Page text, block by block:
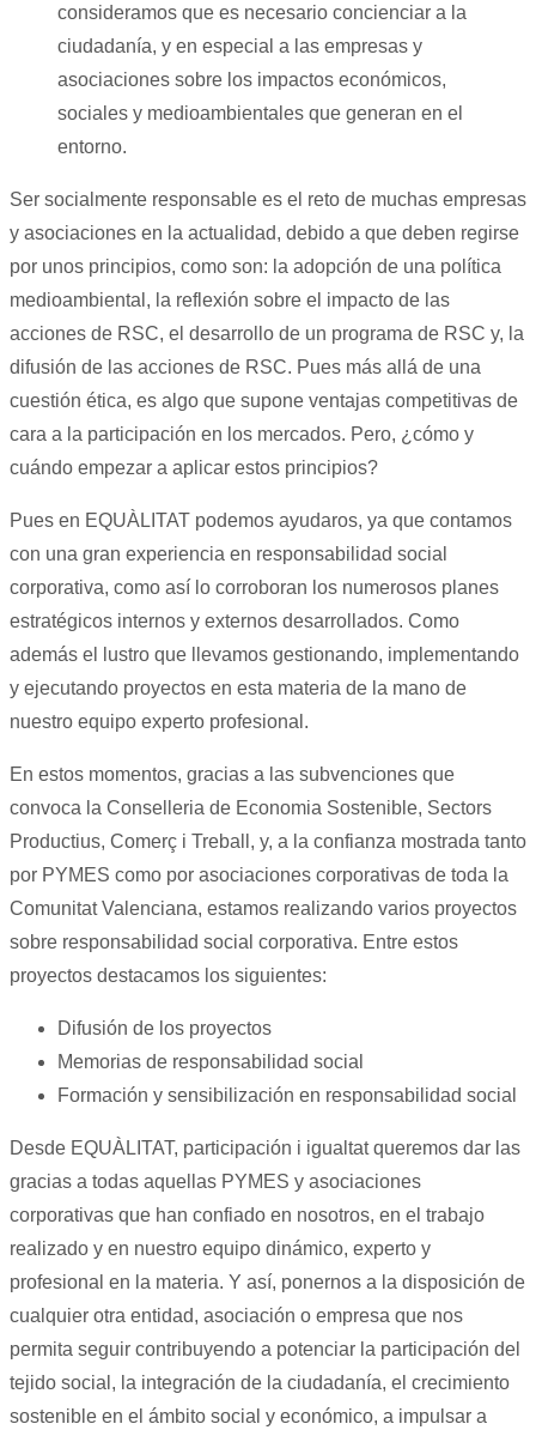
consideramos que es necesario concienciar a la
ciudadanía, y en especial a las empresas y
asociaciones sobre los impactos económicos,
sociales y medioambientales que generan en el
entorno.
Ser socialmente responsable es el reto de muchas empresas
y asociaciones en la actualidad, debido a que deben regirse
por unos principios, como son: la adopción de una política
medioambiental, la reflexión sobre el impacto de las
acciones de RSC, el desarrollo de un programa de RSC y, la
difusión de las acciones de RSC. Pues más allá de una
cuestión ética, es algo que supone ventajas competitivas de
cara a la participación en los mercados. Pero, ¿cómo y
cuándo empezar a aplicar estos principios?
Pues en EQUÀLITAT podemos ayudaros, ya que contamos
con una gran experiencia en responsabilidad social
corporativa, como así lo corroboran los numerosos planes
estratégicos internos y externos desarrollados. Como
además el lustro que llevamos gestionando, implementando
y ejecutando proyectos en esta materia de la mano de
nuestro equipo experto profesional.
En estos momentos, gracias a las subvenciones que
convoca la Conselleria de Economia Sostenible, Sectors
Productius, Comerç i Treball, y, a la confianza mostrada tanto
por PYMES como por asociaciones corporativas de toda la
Comunitat Valenciana, estamos realizando varios proyectos
sobre responsabilidad social corporativa. Entre estos
proyectos destacamos los siguientes:
Difusión de los proyectos
Memorias de responsabilidad social
Formación y sensibilización en responsabilidad social
Desde EQUÀLITAT, participación i igualtat queremos dar las
gracias a todas aquellas PYMES y asociaciones
corporativas que han confiado en nosotros, en el trabajo
realizado y en nuestro equipo dinámico, experto y
profesional en la materia. Y así, ponernos a la disposición de
cualquier otra entidad, asociación o empresa que nos
permita seguir contribuyendo a potenciar la participación del
tejido social, la integración de la ciudadanía, el crecimiento
sostenible en el ámbito social y económico, a impulsar a